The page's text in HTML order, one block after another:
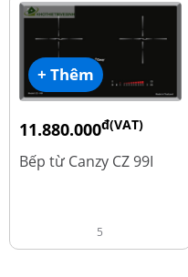
+ Thêm
11.880.000đ(VAT)
13.980.000
Bếp từ Canzy CZ 99I
5